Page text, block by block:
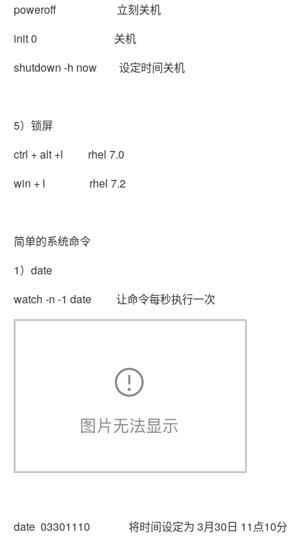
poweroff 立刻关机
init 0 关机
shutdown -h now 设定时间关机
5）锁屏
ctrl + alt +l rhel 7.0
win + l rhel 7.2
简单的系统命令
1）date
watch -n -1 date 让命令每秒执行一次
date 03301110 将时间设定为 3月30日 11点10分